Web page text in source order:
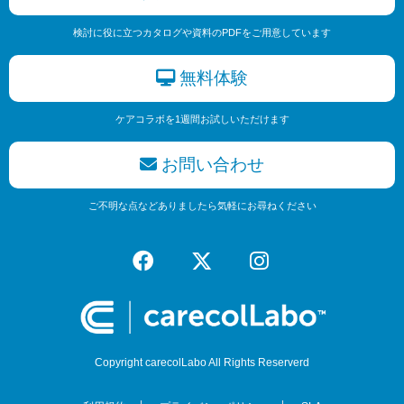
検討に役に立つカタログや資料のPDFをご用意しています
無料体験
ケアコラボを1週間お試しいただけます
お問い合わせ
ご不明な点などありましたら気軽にお尋ねください
Copyright carecolLabo All Rights Reserverd